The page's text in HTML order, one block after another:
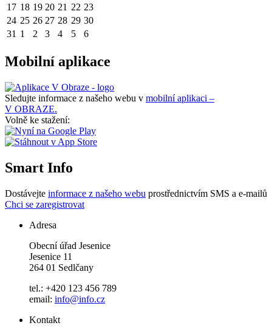
17 18 19 20 21 22 23
24 25 26 27 28 29 30
31 1 2 3 4 5 6
Mobilní aplikace
Sledujte informace z našeho webu v mobilní aplikaci –
V OBRAZE.
Volně ke stažení:
Smart Info
Dostávejte informace z našeho webu prostřednictvím SMS a e-mailů
Chci se zaregistrovat
Adresa
Obecní úřad Jesenice
Jesenice 11
264 01 Sedlčany
tel.: +420 123 456 789
email: info@info.cz
Kontakt